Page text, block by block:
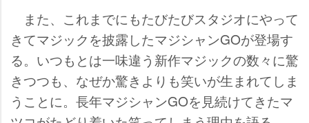
また、これまでにもたびたびスタジオにやって
きてマジックを披露したマジシャンGOが登場す
る。いつもとは一味違う新作マジックの数々に驚
きつつも、なぜか驚きよりも笑いが生まれてしま
うことに。長年マジシャンGOを見続けてきたマ